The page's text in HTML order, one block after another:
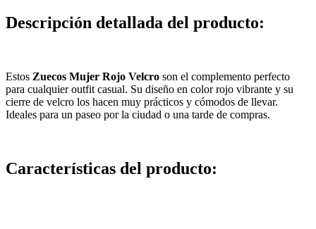
Descripción detallada del producto:
Estos Zuecos Mujer Rojo Velcro son el complemento perfecto
para cualquier outfit casual. Su diseño en color rojo vibrante y su
cierre de velcro los hacen muy prácticos y cómodos de llevar.
Ideales para un paseo por la ciudad o una tarde de compras.
Características del producto: